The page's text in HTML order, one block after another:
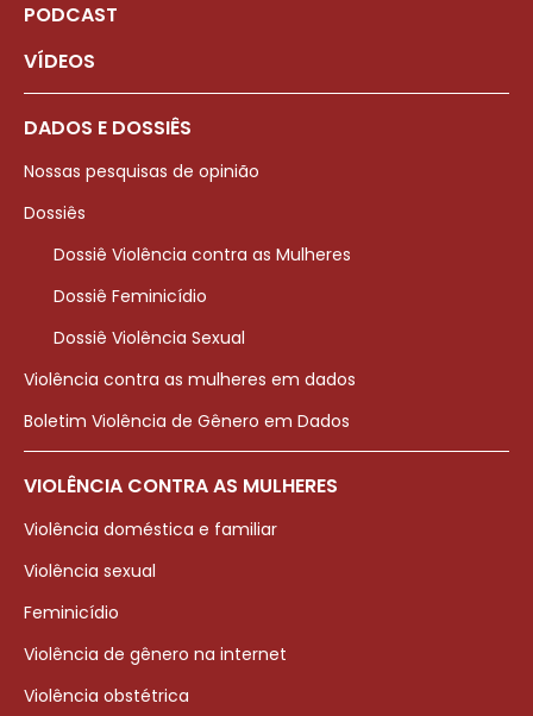
PODCAST
VÍDEOS
DADOS E DOSSIÊS
Nossas pesquisas de opinião
Dossiês
Dossiê Violência contra as Mulheres
Dossiê Feminicídio
Dossiê Violência Sexual
Violência contra as mulheres em dados
Boletim Violência de Gênero em Dados
VIOLÊNCIA CONTRA AS MULHERES
Violência doméstica e familiar
Violência sexual
Feminicídio
Violência de gênero na internet
Violência obstétrica